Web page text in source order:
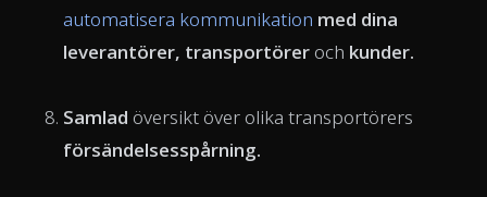
automatisera kommunikation med dina
leverantörer, transportörer och kunder.
Samlad översikt över olika transportörers
försändelsesspårning.